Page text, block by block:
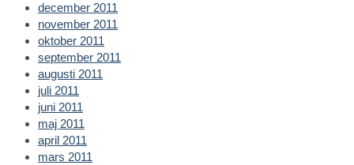
december 2011
november 2011
oktober 2011
september 2011
augusti 2011
juli 2011
juni 2011
maj 2011
april 2011
mars 2011